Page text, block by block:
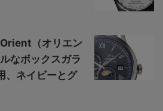
（オリエン
なボックスガラ
、ネイビーとグ